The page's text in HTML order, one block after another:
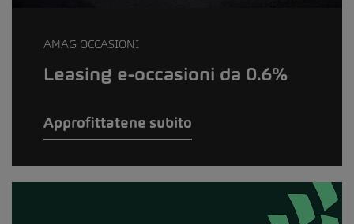
AMAG OCCASIONI
Leasing e-occasioni da 0.6%
Approfittatene subito